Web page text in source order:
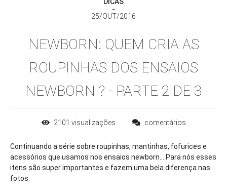
25/OUT/2016
NEWBORN: QUEM CRIA AS
ROUPINHAS DOS ENSAIOS
NEWBORN ? - PARTE 2 DE 3
2101 visualizações comentários
Continuando a série sobre roupinhas, mantinhas, fofurices e
acessórios que usamos nos ensaios newborn... Para nós esses
itens são super importantes e fazem uma bela diferença nas
fotos.